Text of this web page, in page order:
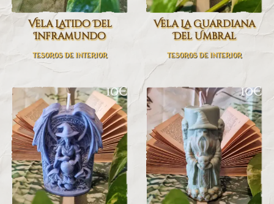
Vela Latido Del
Inframundo
TESOROS DE INTERIOR
Vela La Guardiana
Del Umbral
TESOROS DE INTERIOR
10€ 10€